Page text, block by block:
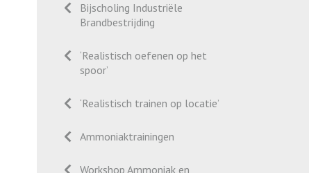
Bijscholing Industriële
Brandbestrijding
‘Realistisch oefenen op het
spoor’
‘Realistisch trainen op locatie’
Ammoniaktrainingen
Workshop Ammoniak en